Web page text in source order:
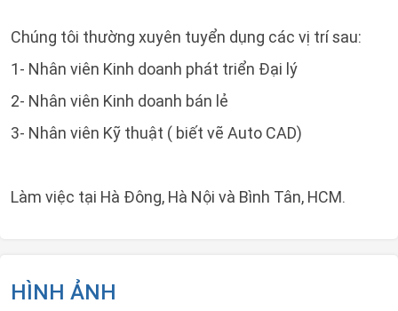
Chúng tôi thường xuyên tuyển dụng các vị trí sau:
1- Nhân viên Kinh doanh phát triển Đại lý
2- Nhân viên Kinh doanh bán lẻ
3- Nhân viên Kỹ thuật ( biết vẽ Auto CAD)
Làm việc tại Hà Đông, Hà Nội và Bình Tân, HCM.
HÌNH ẢNH